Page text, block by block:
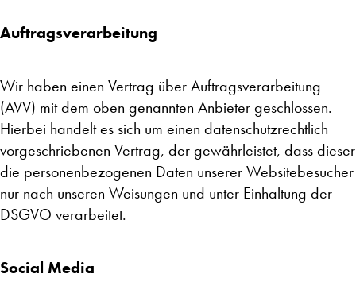
Auftragsverarbeitung
Wir haben einen Vertrag über Auftragsverarbeitung
(AVV) mit dem oben genannten Anbieter geschlossen.
Hierbei handelt es sich um einen datenschutzrechtlich
vorgeschriebenen Vertrag, der gewährleistet, dass dieser
die personenbezogenen Daten unserer Websitebesucher
nur nach unseren Weisungen und unter Einhaltung der
DSGVO verarbeitet.
Social Media